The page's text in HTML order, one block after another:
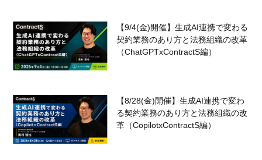
【9/4(金)開催】生成AI連携で変わる
契約業務のあり方と法務組織の改革
（ChatGPTxContractS編）
【8/28(金)開催】生成AI連携で変わ
る契約業務のあり方と法務組織の改
革（CopilotxContractS編）